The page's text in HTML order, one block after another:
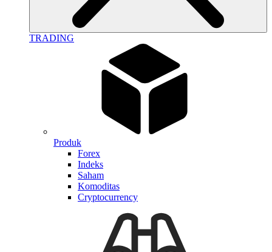
TRADING
Produk
Forex
Indeks
Saham
Komoditas
Cryptocurrency